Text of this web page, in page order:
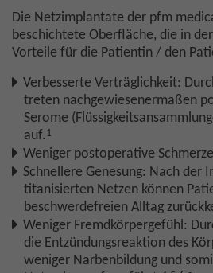
Die Netzimplantate der pfm
beschichtete Oberfläche, die in
Vorteile für die Patientin / den
Verbesserte Verträglichkeit:
treten nachgewiesenermaßen
Serome
auf. 1
Weniger postoperative
Schnellere Genesung: Nach der
titanisierten Netzen können
beschwerdefreien Alltag
Weniger Fremdkörpergefühl:
die Entzündungsreaktion des
weniger Narbenbildung und